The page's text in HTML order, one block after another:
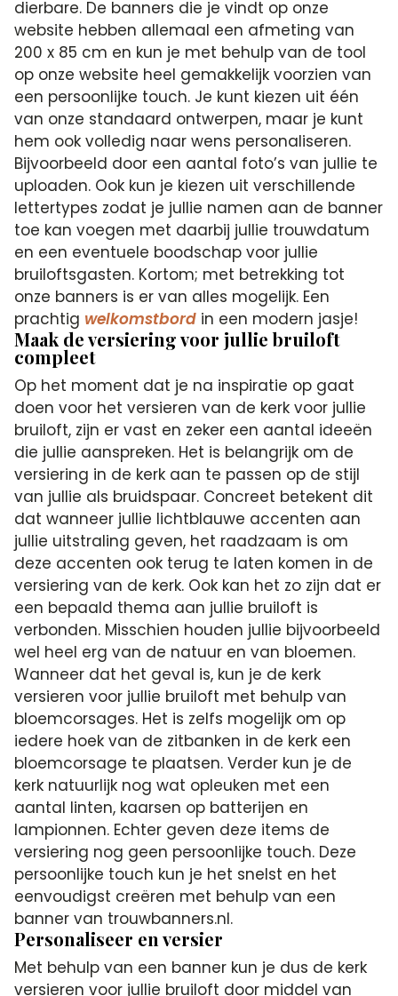
dierbare. De banners die je vindt op onze
website hebben allemaal een afmeting van
200 x 85 cm en kun je met behulp van de tool
op onze website heel gemakkelijk voorzien van
een persoonlijke touch. Je kunt kiezen uit één
van onze standaard ontwerpen, maar je kunt
hem ook volledig naar wens personaliseren.
Bijvoorbeeld door een aantal foto’s van jullie te
uploaden. Ook kun je kiezen uit verschillende
lettertypes zodat je jullie namen aan de banner
toe kan voegen met daarbij jullie trouwdatum
en een eventuele boodschap voor jullie
bruiloftsgasten. Kortom; met betrekking tot
onze banners is er van alles mogelijk. Een
prachtig welkomstbord in een modern jasje!
Maak de versiering voor jullie bruiloft
compleet
Op het moment dat je na inspiratie op gaat
doen voor het versieren van de kerk voor jullie
bruiloft, zijn er vast en zeker een aantal ideeën
die jullie aanspreken. Het is belangrijk om de
versiering in de kerk aan te passen op de stijl
van jullie als bruidspaar. Concreet betekent dit
dat wanneer jullie lichtblauwe accenten aan
jullie uitstraling geven, het raadzaam is om
deze accenten ook terug te laten komen in de
versiering van de kerk. Ook kan het zo zijn dat er
een bepaald thema aan jullie bruiloft is
verbonden. Misschien houden jullie bijvoorbeeld
wel heel erg van de natuur en van bloemen.
Wanneer dat het geval is, kun je de kerk
versieren voor jullie bruiloft met behulp van
bloemcorsages. Het is zelfs mogelijk om op
iedere hoek van de zitbanken in de kerk een
bloemcorsage te plaatsen. Verder kun je de
kerk natuurlijk nog wat opleuken met een
aantal linten, kaarsen op batterijen en
lampionnen. Echter geven deze items de
versiering nog geen persoonlijke touch. Deze
persoonlijke touch kun je het snelst en het
eenvoudigst creëren met behulp van een
banner van trouwbanners.nl.
Personaliseer en versier
Met behulp van een banner kun je dus de kerk
versieren voor jullie bruiloft door middel van